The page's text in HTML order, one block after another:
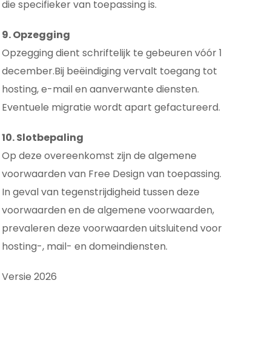
die specifieker van toepassing is.
9. Opzegging
Opzegging dient schriftelijk te gebeuren vóór 1
december.Bij beëindiging vervalt toegang tot
hosting, e-mail en aanverwante diensten.
Eventuele migratie wordt apart gefactureerd.
10. Slotbepaling
Op deze overeenkomst zijn de algemene
voorwaarden van Free Design van toepassing.
In geval van tegenstrijdigheid tussen deze
voorwaarden en de algemene voorwaarden,
prevaleren deze voorwaarden uitsluitend voor
hosting-, mail- en domeindiensten.
Versie 2026